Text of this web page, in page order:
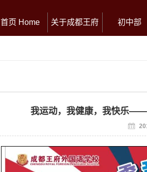
首页 Home 关于成都王府 初中部
我运动，我健康，我快乐——